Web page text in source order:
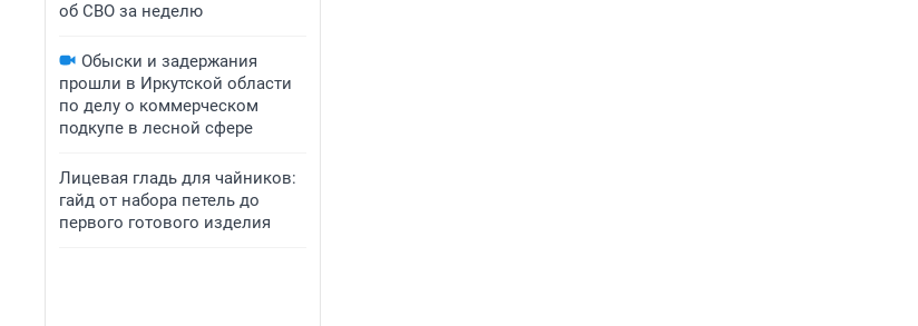
об СВО за неделю
Обыски и задержания
прошли в Иркутской области
по делу о коммерческом
подкупе в лесной сфере
Лицевая гладь для чайников:
гайд от набора петель до
первого готового изделия